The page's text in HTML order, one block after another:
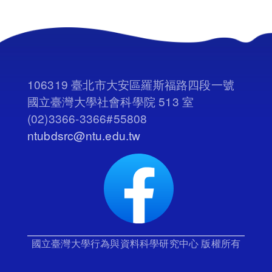
106319 臺北市大安區羅斯福路四段一號
國立臺灣大學社會科學院 513 室
(02)3366-3366#55808
ntubdsrc@ntu.edu.tw
國立臺灣大學行為與資料科學研究中心 版權所有